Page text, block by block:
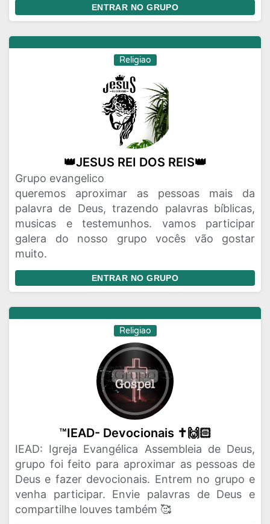
ENTRAR NO GRUPO
Religiao
👑JESUS REI DOS REIS👑
Grupo evangelico
queremos aproximar as pessoas mais da
palavra de Deus, trazendo palavras bíblicas,
musicas e testemunhos. vamos participar
galera do nosso grupo vocês vão gostar
muito.
ENTRAR NO GRUPO
Religiao
™IEAD- Devocionais ✝️🙌🏻
IEAD: Igreja Evangélica Assembleia de Deus,
grupo foi feito para aproximar as pessoas de
Deus e fazer devocionais. Entrem no grupo e
venha participar. Envie palavras de Deus e
compartilhe louves também 🥰